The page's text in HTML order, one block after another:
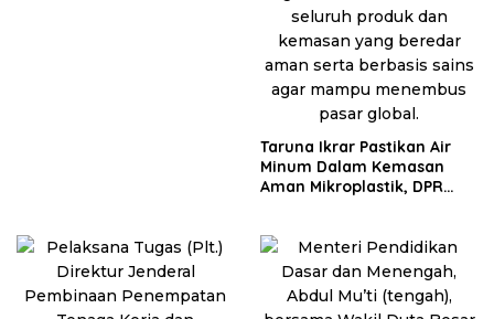
Taruna Ikrar Pastikan Air
Minum Dalam Kemasan
Aman Mikroplastik, DPR